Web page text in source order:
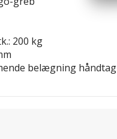
200 kg
belægning håndtag